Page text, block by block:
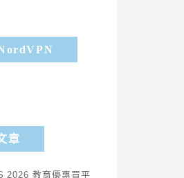
章
2026 教育優惠買平